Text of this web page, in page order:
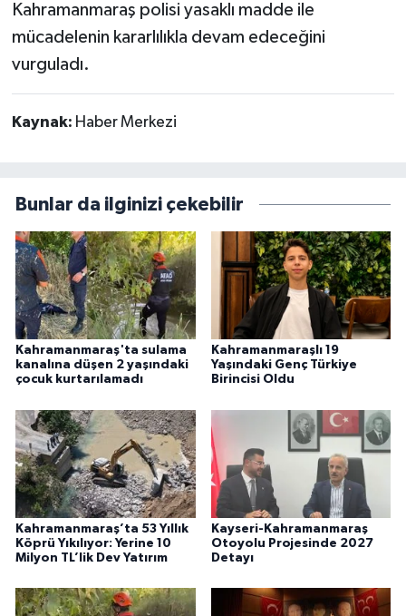
Kahramanmaraş polisi yasaklı madde ile
mücadelenin kararlılıkla devam edeceğini
vurguladı.
Kaynak: Haber Merkezi
Bunlar da ilginizi çekebilir
Kahramanmaraş'ta sulama
kanalına düşen 2 yaşındaki
çocuk kurtarılamadı
Kahramanmaraşlı 19
Yaşındaki Genç Türkiye
Birincisi Oldu
Kahramanmaraş’ta 53 Yıllık
Köprü Yıkılıyor: Yerine 10
Milyon TL’lik Dev Yatırım
Kayseri-Kahramanmaraş
Otoyolu Projesinde 2027
Detayı